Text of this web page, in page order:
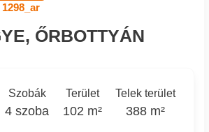
1298_ar
ŐRBOTTYÁN
Szobák
4 szoba
Terület
102 m²
Telek terület
388 m²